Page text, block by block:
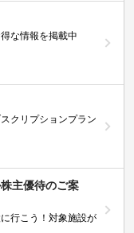
な情報を掲載中
クリプションプラン
主優待のご案
行こう！対象施設が